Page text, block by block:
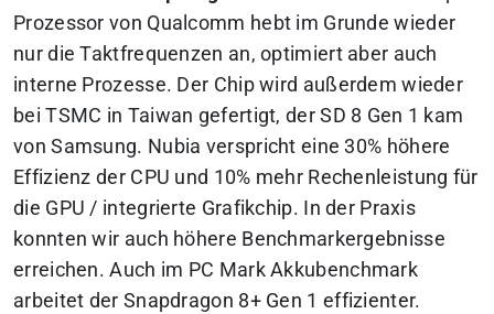
Prozessor von Qualcomm hebt im Grunde wieder
nur die Taktfrequenzen an, optimiert aber auch
interne Prozesse. Der Chip wird außerdem wieder
bei TSMC in Taiwan gefertigt, der SD 8 Gen 1 kam
von Samsung. Nubia verspricht eine 30% höhere
Effizienz der CPU und 10% mehr Rechenleistung für
die GPU / integrierte Grafikchip. In der Praxis
konnten wir auch höhere Benchmarkergebnisse
erreichen. Auch im PC Mark Akkubenchmark
arbeitet der Snapdragon 8+ Gen 1 effizienter.